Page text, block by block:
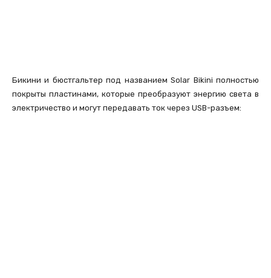
Бикини и бюстгальтер под названием Solar Bikini полностью
покрыты пластинами, которые преобразуют энергию света в
электричество и могут передавать ток через USB-разъем: